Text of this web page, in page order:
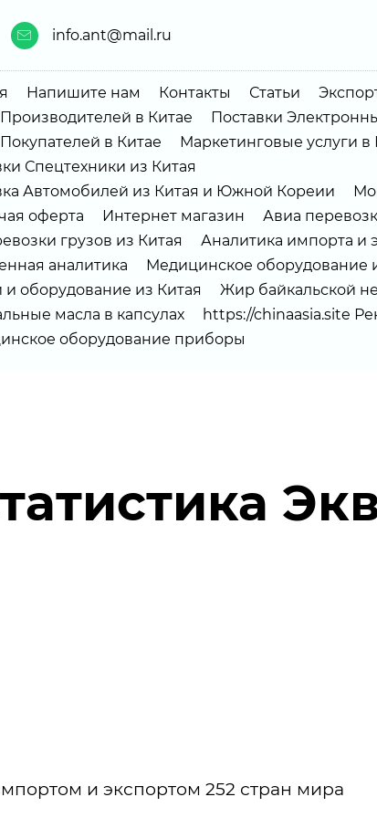
info.ant@mail.ru
Напишите нам Контакты Статьи
в Китае
Поставки
в Китае
Маркетинговые услуги в
Спецтехники из Китая
Автомобилей из Китая и Южной Кореии
оферта
Интернет магазин Авиа
грузов из Китая
Аналитика импорта и
аналитика
Медицинское оборудование
и оборудование из Китая
Жир байкальской
масла в капсулах
https://chinaasia.site
оборудование приборы
и экспортом 252 стран мира